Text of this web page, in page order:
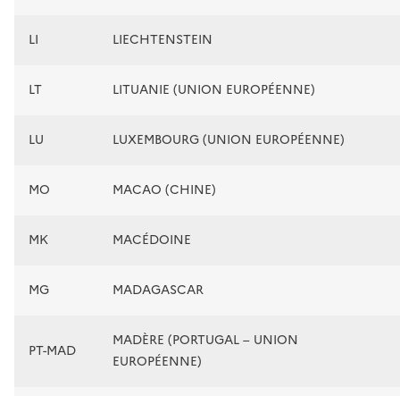
LI LIECHTENSTEIN
LT LITUANIE (UNION EUROPÉENNE)
LU LUXEMBOURG (UNION EUROPÉENNE)
MO MACAO (CHINE)
MK MACÉDOINE
MG MADAGASCAR
PT-MAD
MADÈRE (PORTUGAL – UNION
EUROPÉENNE)